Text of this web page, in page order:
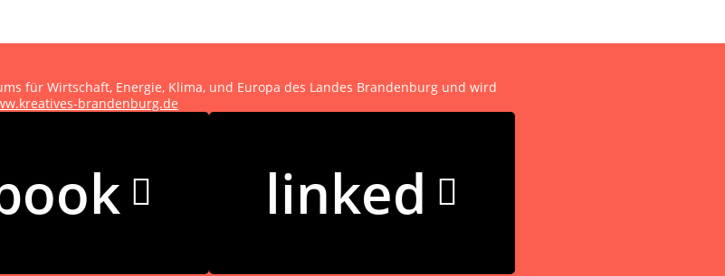
für Wirtschaft, Energie, Klima, und Europa des Landes Brandenburg und wird
brandenburg.de
linked